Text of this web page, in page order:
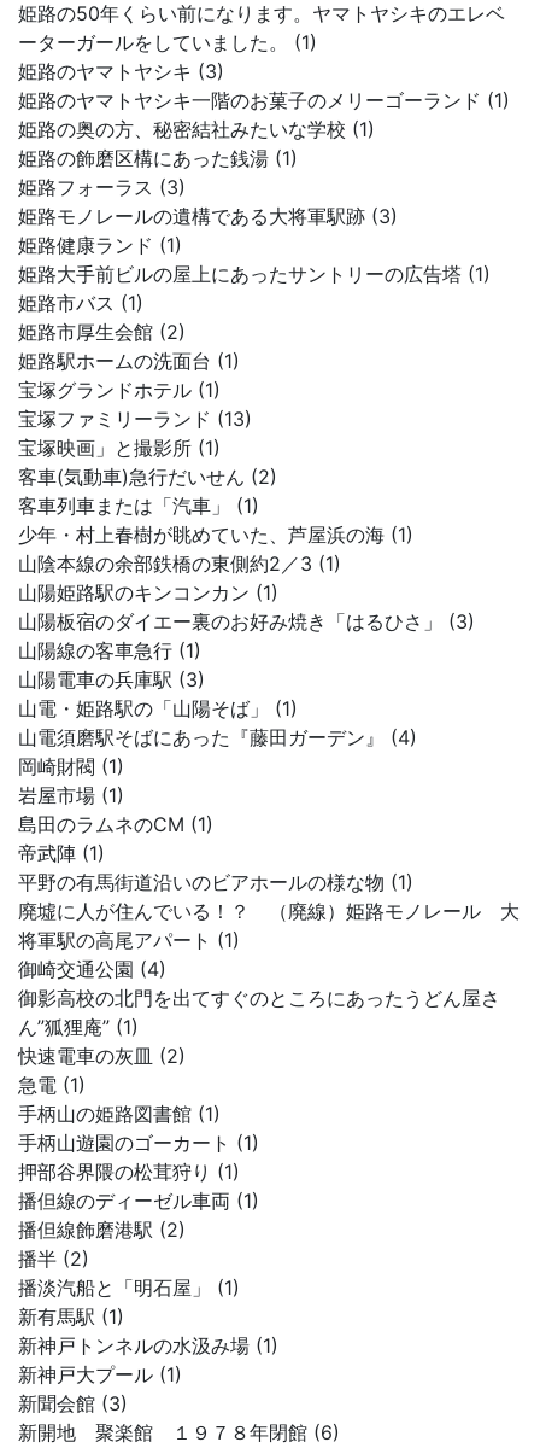
姫路の50年くらい前になります。ヤマトヤシキのエレベ
ーターガールをしていました。 (1)
姫路のヤマトヤシキ (3)
姫路のヤマトヤシキ一階のお菓子のメリーゴーランド (1)
姫路の奥の方、秘密結社みたいな学校 (1)
姫路の飾磨区構にあった銭湯 (1)
姫路フォーラス (3)
姫路モノレールの遺構である大将軍駅跡 (3)
姫路健康ランド (1)
姫路大手前ビルの屋上にあったサントリーの広告塔 (1)
姫路市バス (1)
姫路市厚生会館 (2)
姫路駅ホームの洗面台 (1)
宝塚グランドホテル (1)
宝塚ファミリーランド (13)
宝塚映画」と撮影所 (1)
客車(気動車)急行だいせん (2)
客車列車または「汽車」 (1)
少年・村上春樹が眺めていた、芦屋浜の海 (1)
山陰本線の余部鉄橋の東側約2／3 (1)
山陽姫路駅のキンコンカン (1)
山陽板宿のダイエー裏のお好み焼き「はるひさ」 (3)
山陽線の客車急行 (1)
山陽電車の兵庫駅 (3)
山電・姫路駅の「山陽そば」 (1)
山電須磨駅そばにあった『藤田ガーデン』 (4)
岡崎財閥 (1)
岩屋市場 (1)
島田のラムネのCM (1)
帝武陣 (1)
平野の有馬街道沿いのビアホールの様な物 (1)
廃墟に人が住んでいる！？ （廃線）姫路モノレール 大
将軍駅の高尾アパート (1)
御崎交通公園 (4)
御影高校の北門を出てすぐのところにあったうどん屋さ
ん”狐狸庵” (1)
快速電車の灰皿 (2)
急電 (1)
手柄山の姫路図書館 (1)
手柄山遊園のゴーカート (1)
押部谷界隈の松茸狩り (1)
播但線のディーゼル車両 (1)
播但線飾磨港駅 (2)
播半 (2)
播淡汽船と「明石屋」 (1)
新有馬駅 (1)
新神戸トンネルの水汲み場 (1)
新神戸大プール (1)
新聞会館 (3)
新開地 聚楽館 １９７８年閉館 (6)